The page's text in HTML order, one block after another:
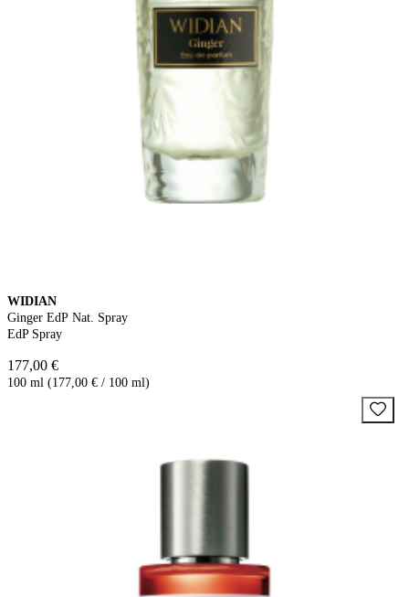
WIDIAN
Ginger EdP Nat. Spray
EdP Spray
177,00 €
100 ml (177,00 € / 100 ml)